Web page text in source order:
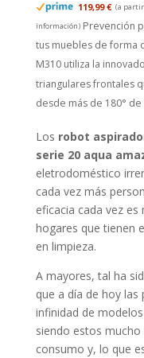
119,99 € (a partir
información) Prevención
tus muebles de forma
M310 utiliza la
triangulares frontales
desde más de 180°
Los robot
serie 20 aqua
eletrodoméstico
cada vez más
eficacia cada vez
hogares que tienen
en limpieza.
A mayores, tal ha
que a día de hoy
infinidad de
siendo estos
consumo y, lo que